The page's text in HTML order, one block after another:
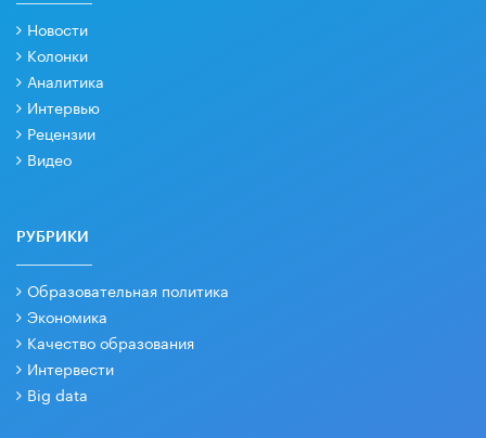
Новости
Колонки
Аналитика
Интервью
Рецензии
Видео
РУБРИКИ
Образовательная политика
Экономика
Качество образования
Интервести
Big data